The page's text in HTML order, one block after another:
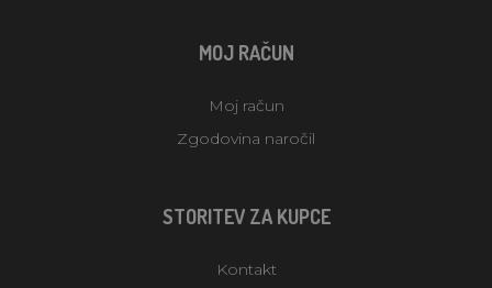
MOJ RAČUN
Moj račun
Zgodovina naročil
STORITEV ZA KUPCE
Kontakt